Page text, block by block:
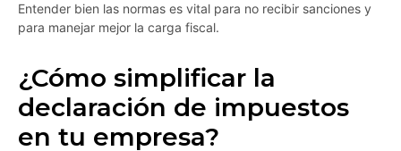
Entender bien las normas es vital para no recibir sanciones y
para manejar mejor la carga fiscal.
¿Cómo simplificar la
declaración de impuestos
en tu empresa?